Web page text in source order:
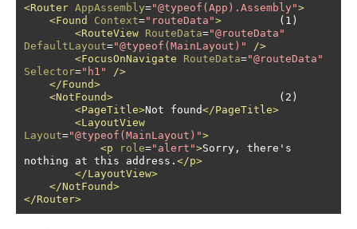
<Router AppAssembly="@typeof(App).Assembly">
<Found
Context="routeData">
<RouteView RouteData="@routeData"
DefaultLayout="@typeof(MainLayout)"
/>
<FocusOnNavigate
RouteData="@routeData"
Selector="h1"
/>
</Found>
<NotFound>
<PageTitle>Not found</PageTitle>
<LayoutView
Layout="@typeof(MainLayout)">
<p
role="alert">Sorry, there's
nothing at this address. </p>
</LayoutView>
</NotFound>
</Router>